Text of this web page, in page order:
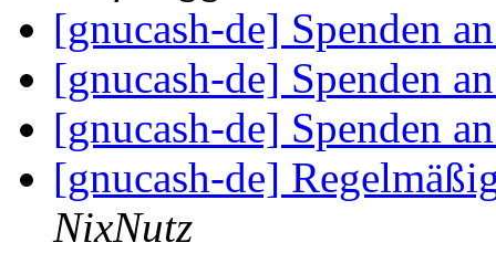
[gnucash-de] Spenden
[gnucash-de] Spenden
[gnucash-de] Spenden
[gnucash-de]
NixNutz